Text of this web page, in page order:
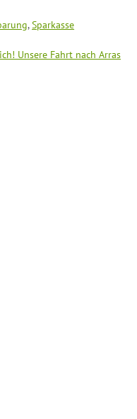
, Sparkasse
Unsere Fahrt nach Arras